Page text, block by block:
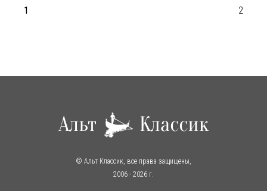
1 2
© Альт Классик, все права защищены,
2006 - 2026 г.